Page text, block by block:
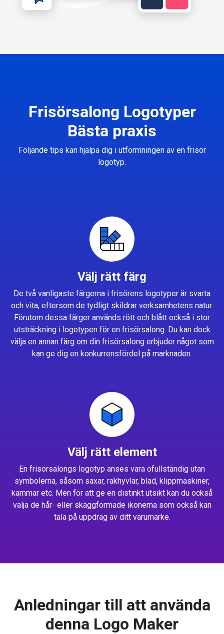
Frisörsalong Logotyper
Bästa praxis
Följande tips kan hjälpa dig i utformningen av en frisör
logotyp.
Välj rätt färg
De två vanligaste färgerna i frisörens logotyper är svarta
och vita, eftersom de tydligt skildrar verksamhetens natur.
Förutom dessa färger används rött och blått också i stor
utsträckning i logotypen för en frisörsalong. Du kan dock
välja en annan färg om din frisörsalong erbjuder något som
kan ge dig en konkurrensfördel på marknaden.
Välj rätt element
En frisörsalongs logotyp anses vara ofullständig utan
symbolerna, såsom saxar, rakhyvlar, blad, klippmaskiner,
kammar etc. Men för att ge en distinkt utsikt kan du också
välja de hår- eller skäggformade ikonerna som också kan
tala på uppdrag av ditt varumärke.
Anledningar till att använda
denna Logo Maker